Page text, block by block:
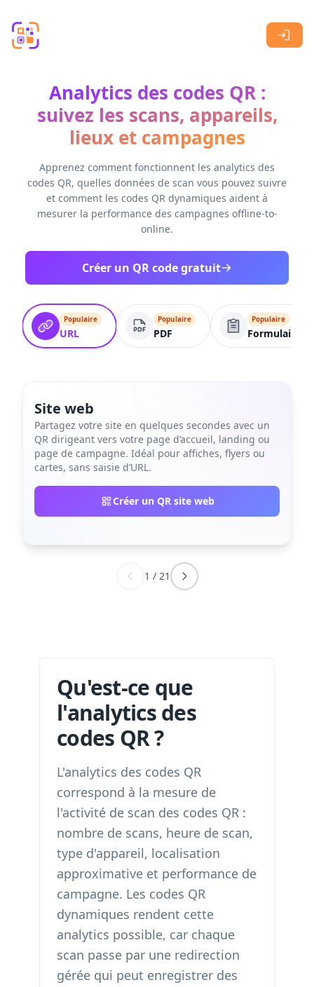
Analytics des codes QR :
suivez les scans, appareils,
lieux et campagnes
Apprenez comment fonctionnent les analytics des
codes QR, quelles données de scan vous pouvez suivre
et comment les codes QR dynamiques aident à
mesurer la performance des campagnes offline-to-
online.
Créer un QR code gratuit
Populaire
URL
Populaire
PDF
Populaire
Formulaire
Site web
Partagez votre site en quelques secondes avec un
QR dirigeant vers votre page d’accueil, landing ou
page de campagne. Idéal pour affiches, flyers ou
cartes, sans saisie d’URL.
Créer un QR site web
1 / 21
Qu'est-ce que
l'analytics des
codes QR ?
L'analytics des codes QR
correspond à la mesure de
l'activité de scan des codes QR :
nombre de scans, heure de scan,
type d'appareil, localisation
approximative et performance de
campagne. Les codes QR
dynamiques rendent cette
analytics possible, car chaque
scan passe par une redirection
gérée qui peut enregistrer des